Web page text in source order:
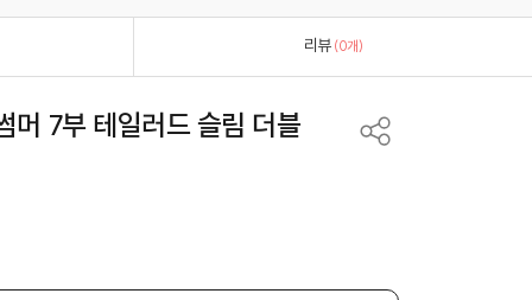
리뷰 (0개)
머 7부 테일러드 슬림 더블